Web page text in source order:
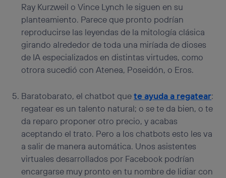
Ray Kurzweil o Vince Lynch le siguen en su
planteamiento. Parece que pronto podrían
reproducirse las leyendas de la mitología clásica
girando alrededor de toda una miríada de dioses
de IA especializados en distintas virtudes, como
otrora sucedió con Atenea, Poseidón, o Eros.
Baratobarato, el chatbot quete ayuda a regatear:
regatear es un talento natural; o se te da bien, o te
da reparo proponer otro precio, y acabas
aceptando el trato. Pero a los chatbots esto les va
a salir de manera automática. Unos asistentes
virtuales desarrollados por Facebook podrían
encargarse muy pronto en tu nombre de lidiar con